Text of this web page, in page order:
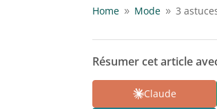
Home 9 Mode 9 3
Résumer cet article
Claude